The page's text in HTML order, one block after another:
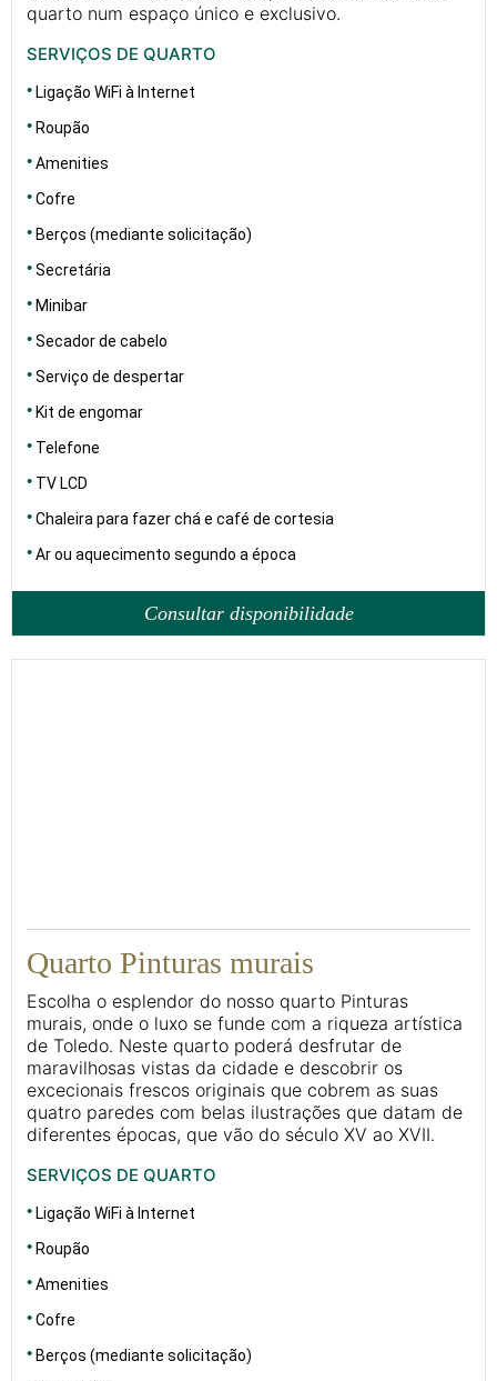
quarto num espaço único e exclusivo.
SERVIÇOS DE QUARTO
Ligação WiFi à Internet
Roupão
Amenities
Cofre
Berços (mediante solicitação)
Secretária
Minibar
Secador de cabelo
Serviço de despertar
Kit de engomar
Telefone
TV LCD
Chaleira para fazer chá e café de cortesia
Ar ou aquecimento segundo a época
Consultar disponibilidade
Quarto Pinturas murais
Escolha o esplendor do nosso quarto Pinturas
murais, onde o luxo se funde com a riqueza artística
de Toledo. Neste quarto poderá desfrutar de
maravilhosas vistas da cidade e descobrir os
excecionais frescos originais que cobrem as suas
quatro paredes com belas ilustrações que datam de
diferentes épocas, que vão do século XV ao XVII.
SERVIÇOS DE QUARTO
Ligação WiFi à Internet
Roupão
Amenities
Cofre
Berços (mediante solicitação)